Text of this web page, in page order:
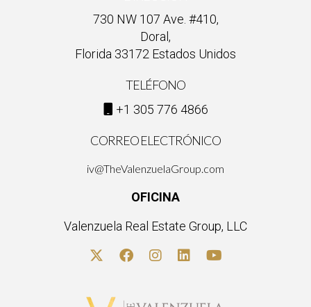
730 NW 107 Ave. #410,
Doral,
Florida 33172 Estados Unidos
TELÉFONO
+1 305 776 4866
CORREO ELECTRÓNICO
iv@TheValenzuelaGroup.com
OFICINA
Valenzuela Real Estate Group, LLC